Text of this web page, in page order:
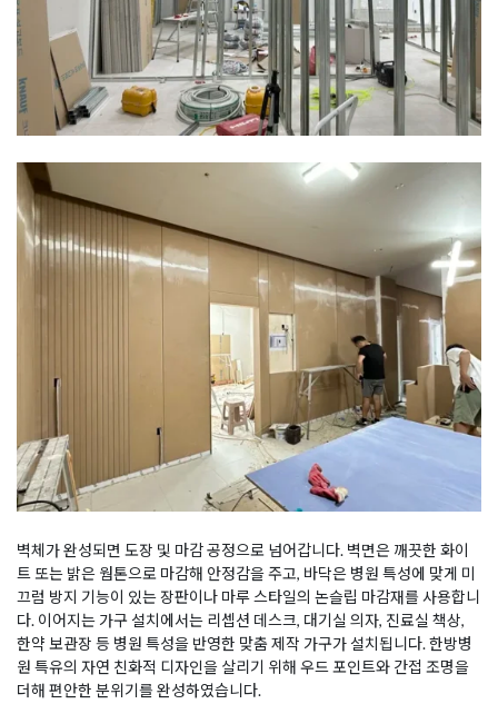
벽체가 완성되면 도장 및 마감 공정으로 넘어갑니다. 벽면은 깨끗한 화이
트 또는 밝은 웜톤으로 마감해 안정감을 주고, 바닥은 병원 특성에 맞게 미
끄럼 방지 기능이 있는 장판이나 마루 스타일의 논슬립 마감재를 사용합니
다. 이어지는 가구 설치에서는 리셉션 데스크, 대기실 의자, 진료실 책상,
한약 보관장 등 병원 특성을 반영한 맞춤 제작 가구가 설치됩니다. 한방병
원 특유의 자연 친화적 디자인을 살리기 위해 우드 포인트와 간접 조명을
더해 편안한 분위기를 완성하였습니다.